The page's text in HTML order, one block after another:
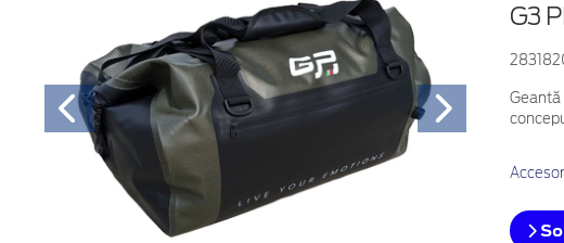
G3
Geantă